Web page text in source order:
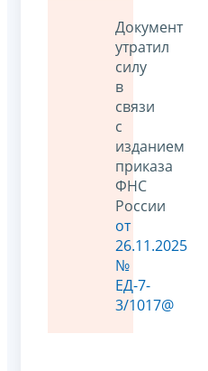
Документ
утратил
силу
в
связи
с
изданием
приказа
ФНС
России
от
26.11.2025
№
ЕД-7-
3/1017@